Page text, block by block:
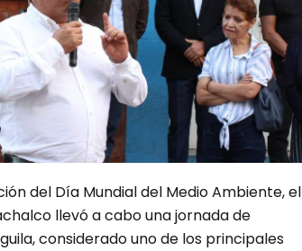
del Día Mundial del Medio Ambiente, el
llevó a cabo una jornada de
considerado uno de los principales